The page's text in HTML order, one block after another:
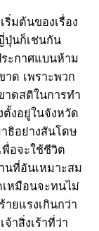
ริ่มต้นของเรื่อง
ปุ่นก็เช่นกัน
ะกาศแบนห้าม
ด เพราะพวก
าดสติในการทำ
งอยู่ในจังหวัด
ธิอย่างสันโดษ
พื่อจะใช้ชีวิต
นที่อันเหมาะสม
หมือนจะทนไม่
ยแรงเกินกว่า
าสิ่งเร้าที่ว่า